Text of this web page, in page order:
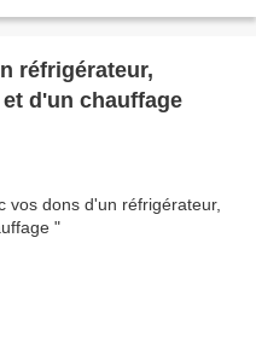
d'un chauffage